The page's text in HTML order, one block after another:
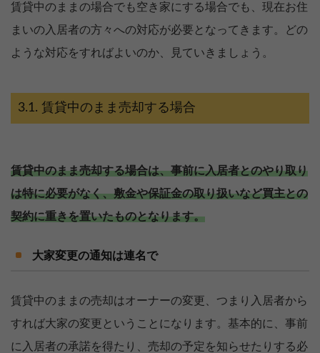
賃貸中のままの場合でも空き家にする場合でも、現在お住
まいの入居者の方々への対応が必要となってきます。どの
ような対応をすればよいのか、見ていきましょう。
賃貸中のまま売却する場合
賃貸中のまま売却する場合は、事前に入居者とのやり取り
は特に必要がなく、敷金や保証金の取り扱いなど買主との
契約に重きを置いたものとなります。
大家変更の通知は連名で
賃貸中のままの売却はオーナーの変更、つまり入居者から
すれば大家の変更ということになります。基本的に、事前
に入居者の承諾を得たり、売却の予定を知らせたりする必